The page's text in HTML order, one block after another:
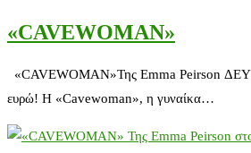
«CAVEWOMAN»
«CAVEWOMAN»Της Emma Peirson
ευρώ! H «Cavewoman», η γυναίκα…